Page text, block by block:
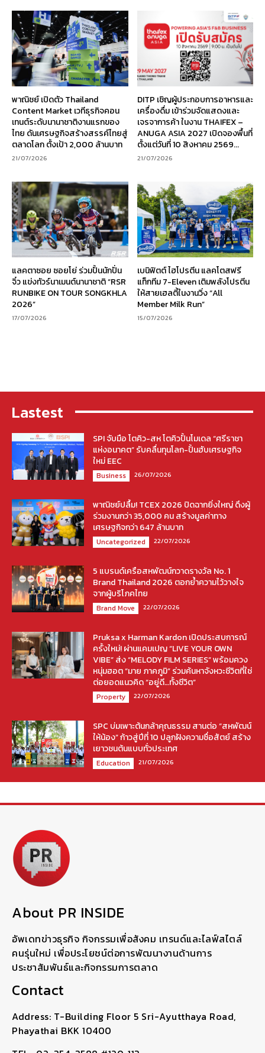
พาณิชย์ เปิดตัว Thailand
Content Market เวทีธุรกิจคอน
เทนต์ระดับนานาชาติงานแรกของ
ไทย ดันเศรษฐกิจสร้างสรรค์ไทยสู่
ตลาดโลก ตั้งเป้า 2,000 ล้านบาท
21/07/2026
DITP เชิญผู้ประกอบการอาหารและ
เครื่องดื่ม เข้าร่วมจัดแสดงและ
เจรจาการค้า ในงาน THAIFEX –
ANUGA ASIA 2027 เปิดจองพื้นที่
ตั้งแต่วันที่ 10 สิงหาคม 2569...
21/07/2026
แลคตาซอย ซอยโย่ ร่วมปั้นนักปั่น
จิ๋ว แข่งทัวร์นาเมนต์นานาชาติ “RSR
RUNBIKE ON TOUR SONGKHLA
2026”
17/07/2026
เบนิฟิตต์ ไฮโปรตีน แลคโตสฟรี
แท็กทีม 7-Eleven เติมพลังโปรตีน
ให้สายเฮลตี้ในงานวิ่ง “All
Member Milk Run”
15/07/2026
Lastest
SPI จับมือ โตคิว-สห โตคิวปั้นโมเดล “ศรีราชา
แห่งอนาคต” รับคลื่นทุนโลก-ปั้นฮับเศรษฐกิจ
ใหม่ EEC
Business 26/07/2026
พาณิชย์ปลื้ม! TCEX 2026 ปิดฉากยิ่งใหญ่ ดึงผู้
ร่วมงานกว่า 35,000 คน สร้างมูลค่าทาง
เศรษฐกิจกว่า 647 ล้านบาท
Uncategorized 22/07/2026
5 แบรนด์เครือสหพัฒน์กวาดรางวัล No. 1
Brand Thailand 2026 ตอกย้ำความไว้วางใจ
จากผู้บริโภคไทย
Brand Move 22/07/2026
Pruksa x Harman Kardon เปิดประสบการณ์
ครั้งใหม่! ผ่านแคมเปญ “LIVE YOUR OWN
VIBE” ส่ง “MELODY FILM SERIES” พร้อมควง
หนุ่มฮอต “มาย ภาคภูมิ” ร่วมค้นหาจังหวะชีวิตที่ใช่
ต่อยอดแนวคิด “อยู่ดี…ทั้งชีวิต”
Property 22/07/2026
SPC บ่มเพาะต้นกล้าคุณธรรม สานต่อ “สหพัฒน์
ให้น้อง” ก้าวสู่ปีที่ 10 ปลูกฝังความซื่อสัตย์ สร้าง
เยาวชนต้นแบบทั่วประเทศ
Education 21/07/2026
About PR INSIDE
อัพเดทข่าวธุรกิจ กิจกรรมเพื่อสังคม เทรนด์และไลฟ์สไตล์
คนรุ่นใหม่ เพื่อประโยชน์ต่อการพัฒนางานด้านการ
ประชาสัมพันธ์และกิจกรรมการตลาด
Contact
Address: T-Building Floor 5 Sri-Ayutthaya Road,
Phayathai BKK 10400